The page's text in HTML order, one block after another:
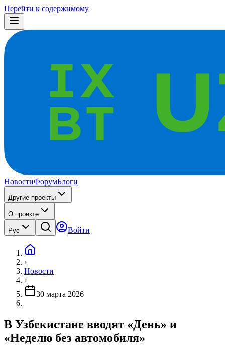
Перейти к содержимому
НовостиФорумБлоги
Другие проекты
О проекте
Рус Войти
›
Новости
›
30 марта 2026
В Узбекистане вводят «День» и
«Неделю без автомобиля»